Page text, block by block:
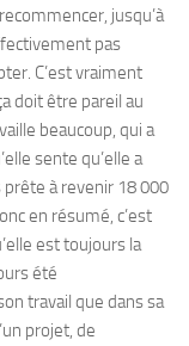
jusqu’à
pas
C’est vraiment
doit être pareil au
beaucoup, qui a
sente qu’elle a
à revenir 18 000
en résumé, c’est
est toujours la
été
travail que dans sa
projet, de